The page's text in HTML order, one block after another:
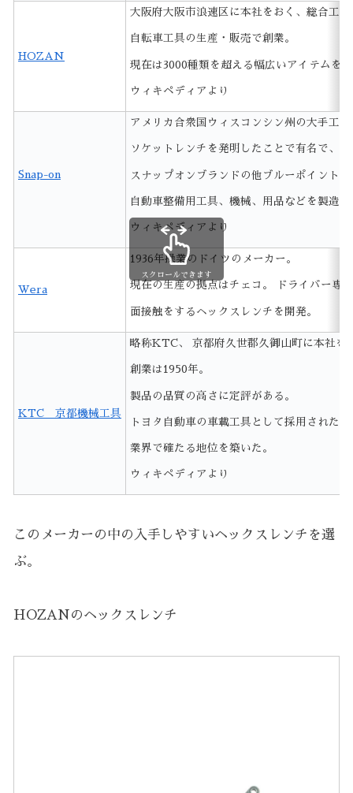
HOZAN
大阪府大阪市浪速区に本社をおく、総合工
自転車工具の生産・販売で創業。
現在は3000種類を超える幅広いアイテムを
ウィキペディアより
Snap-on
アメリカ合衆国ウィスコンシン州の大手工
ソケットレンチを発明したことで有名で、
スナップオンブランドの他ブルーポイント
自動車整備用工具、機械、用品などを製造
ウィキペディアより
Wera
1936年操業のドイツのメーカー。
現在の生産の拠点はチェコ。 ドライバー専
面接触をするヘックスレンチを開発。
KTC 京都機械工具
略称KTC、 京都府久世郡久御山町に本社を
創業は1950年。
製品の品質の高さに定評がある。
トヨタ自動車の車載工具として採用された
業界で確たる地位を築いた。
ウィキペディアより
スクロールできます
このメーカーの中の入手しやすいヘックスレンチを選
ぶ。
HOZANのヘックスレンチ